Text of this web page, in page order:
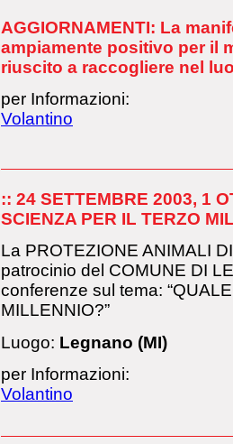
AGGIORNAMENTI: La
ampiamente positivo per il
riuscito a raccogliere nel
per Informazioni:
Volantino
:: 24 SETTEMBRE 2003, 1
SCIENZA PER IL TERZO
La PROTEZIONE ANIMALI
patrocinio del COMUNE DI
conferenze sul tema:
MILLENNIO?”
Luogo: Legnano (MI)
per Informazioni:
Volantino